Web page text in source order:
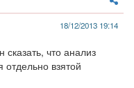
18/12/2013 19:14
сказать, что анализ
взятой